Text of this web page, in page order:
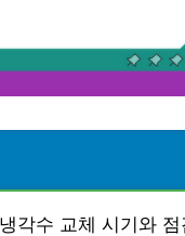
각수 교체 시기와